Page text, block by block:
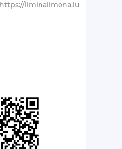
https://liminalimona.lu